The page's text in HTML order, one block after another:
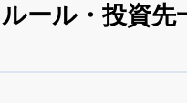
ール・投資先